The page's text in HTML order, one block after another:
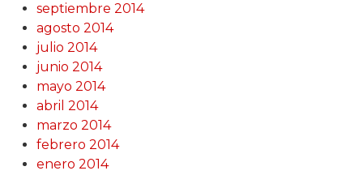
septiembre 2014
agosto 2014
julio 2014
junio 2014
mayo 2014
abril 2014
marzo 2014
febrero 2014
enero 2014